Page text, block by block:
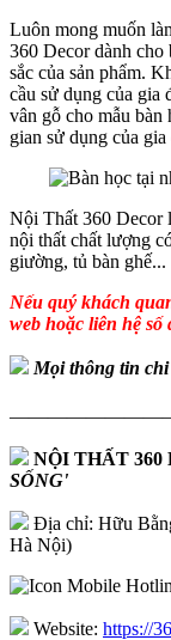
Luôn mong muốn
360 Decor dành cho
sắc của sản phẩm.
cầu sử dụng của gia
vân gỗ cho mẫu
gian sử dụng của gia
Nội Thất 360 Decor
nội thất chất lượng
giường, tủ bàn ghế...
Nếu quý khách
web hoặc liên hệ
Mọi thông tin
NỘI THẤT 360
SỐNG'
Địa chỉ: Hữu
Hà Nội)
Website: https://